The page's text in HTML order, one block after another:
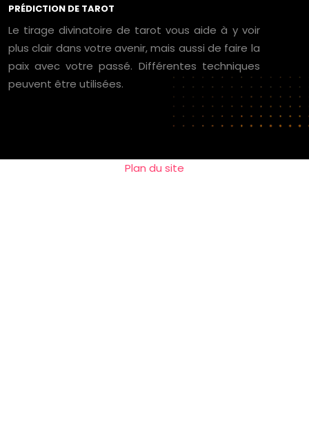
PRÉDICTION DE TAROT
Le tirage divinatoire de tarot vous aide à y voir
plus clair dans votre avenir, mais aussi de faire la
paix avec votre passé. Différentes techniques
peuvent être utilisées.
Plan du site